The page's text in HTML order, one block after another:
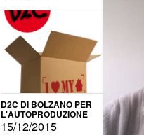
D2C DI BOLZANO PER
L'AUTOPRODUZIONE
15/12/2015